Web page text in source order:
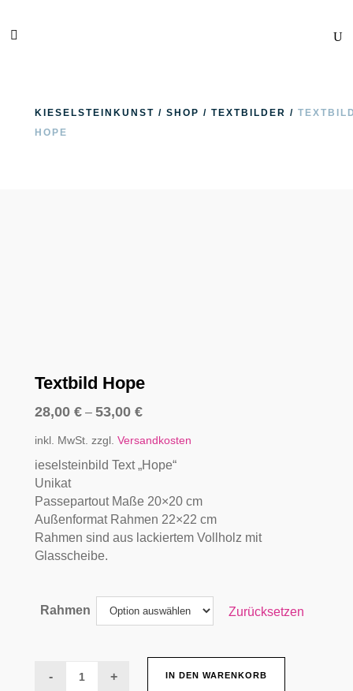
KIESELSTEINKUNST / SHOP / TEXTBILDER /
HOPE
Textbild Hope
28,00 € – 53,00 €
inkl. MwSt. zzgl. Versandkosten
ieselsteinbild Text „Hope“
Unikat
Passepartout Maße 20×20 cm
Außenformat Rahmen 22×22 cm
Rahmen sind aus lackiertem Vollholz mit
Glasscheibe.
Rahmen Zurücksetzen
Textbild IN DEN WARENKORB